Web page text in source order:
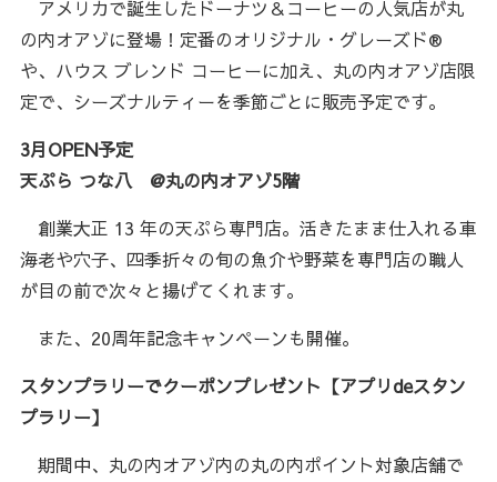
アメリカで誕生したドーナツ＆コーヒーの人気店が丸
の内オアゾに登場！定番のオリジナル・グレーズド®
や、ハウス ブレンド コーヒーに加え、丸の内オアゾ店限
定で、シーズナルティーを季節ごとに販売予定です。
3月OPEN予定
天ぷら つな八 @丸の内オアゾ5階
創業大正 13 年の天ぷら専門店。活きたまま仕入れる車
海老や穴子、四季折々の旬の魚介や野菜を専門店の職人
が目の前で次々と揚げてくれます。
また、20周年記念キャンペーンも開催。
スタンプラリーでクーポンプレゼント【アプリdeスタン
プラリー】
期間中、丸の内オアゾ内の丸の内ポイント対象店舗で